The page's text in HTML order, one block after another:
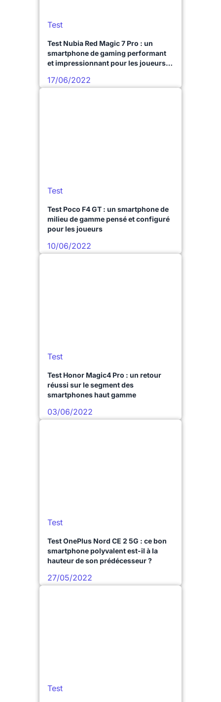
Test
Test Nubia Red Magic 7 Pro : un
smartphone de gaming performant
et impressionnant pour les joueurs
17/06/2022
Test
Test Poco F4 GT : un smartphone de
milieu de gamme pensé et configuré
pour les joueurs
10/06/2022
Test
Test Honor Magic4 Pro : un retour
réussi sur le segment des
smartphones haut gamme
03/06/2022
Test
Test OnePlus Nord CE 2 5G : ce bon
smartphone polyvalent est-il à la
hauteur de son prédécesseur ?
27/05/2022
Test